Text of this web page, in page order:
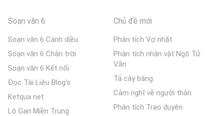
Soạn văn 6
Soạn văn 6 Cánh diều
Soạn văn 6 Chân trời
Soạn văn 6 Kết nối
Đọc Tài Liệu Blog's
Ketqua net
Lô Gan Miền Trung
Chủ đề mới
Phân tích Vợ nhặt
Phân tích nhân vật Ngô Tử
Văn
Tả cây bàng
Cảm nghĩ về người thân
Phân tích Trao duyên